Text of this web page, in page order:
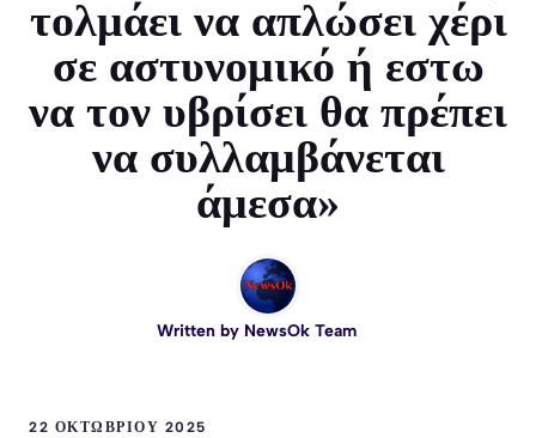
τολμάει να απλώσει χέρι
σε αστυνομικό ή εστω
να τον υβρίσει θα πρέπει
να συλλαμβάνεται
άμεσα»
Written by NewsOk Team
22 ΟΚΤΩΒΡΊΟΥ 2025